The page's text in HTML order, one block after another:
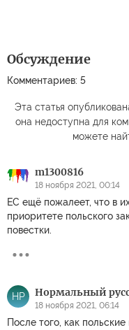
Обсуждение
Комментариев: 5
Эта статья
она недоступна для
можете
m1300816
18 ноября 2021, 00:14
ЕС ещё пожалеет, что в
приоритете польского
повестки.
НР Нормальный
18 ноября 2021, 06:14
После того, как